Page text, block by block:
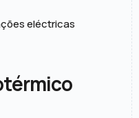
eléctricas